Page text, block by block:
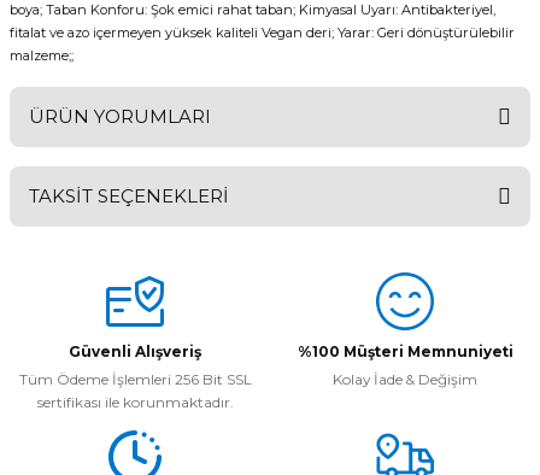
boya; Taban Konforu: Şok emici rahat taban; Kimyasal Uyarı: Antibakteriyel,
fitalat ve azo içermeyen yüksek kaliteli Vegan deri; Yarar: Geri dönüştürülebilir
malzeme;;
ÜRÜN YORUMLARI
TAKSİT SEÇENEKLERİ
Güvenli Alışveriş
Tüm Ödeme İşlemleri 256 Bit SSL
sertifikası ile korunmaktadır.
%100 Müşteri Memnuniyeti
Kolay İade & Değişim